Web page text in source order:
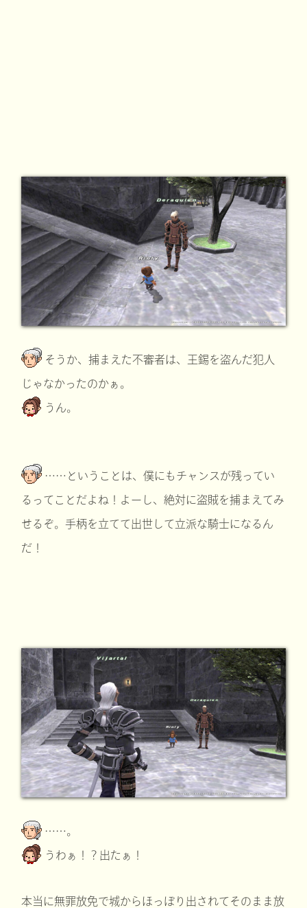
そうか、捕まえた不審者は、王錫を盗んだ犯人
じゃなかったのかぁ。
うん。
……ということは、僕にもチャンスが残ってい
るってことだよね！よーし、絶対に盗賊を捕まえてみ
せるぞ。手柄を立てて出世して立派な騎士になるん
だ！
……。
うわぁ！？出たぁ！
本当に無罪放免で城からほっぽり出されてそのまま放